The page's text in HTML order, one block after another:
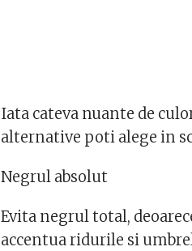
Iata cateva nuante de
alternative poti alege in
Negrul absolut
Evita negrul total,
accentua ridurile si